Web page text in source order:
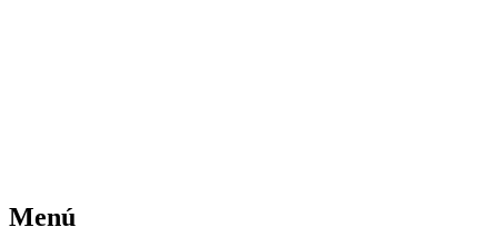
Menú